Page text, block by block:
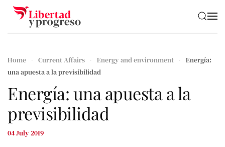
Skip to main content
Home Current Affairs Energy and environment
Energía:
una apuesta a la previsibilidad
Energía: una apuesta a la
previsibilidad
04 July 2019